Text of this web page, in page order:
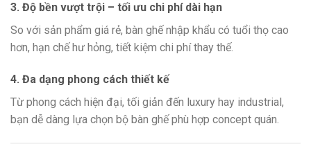
3. Độ bền vượt trội – tối ưu chi phí dài hạn
So với sản phẩm giá rẻ, bàn ghế nhập khẩu có tuổi thọ cao
hơn, hạn chế hư hỏng, tiết kiệm chi phí thay thế.
4. Đa dạng phong cách thiết kế
Từ phong cách hiện đại, tối giản đến luxury hay industrial,
bạn dễ dàng lựa chọn bộ bàn ghế phù hợp concept quán.